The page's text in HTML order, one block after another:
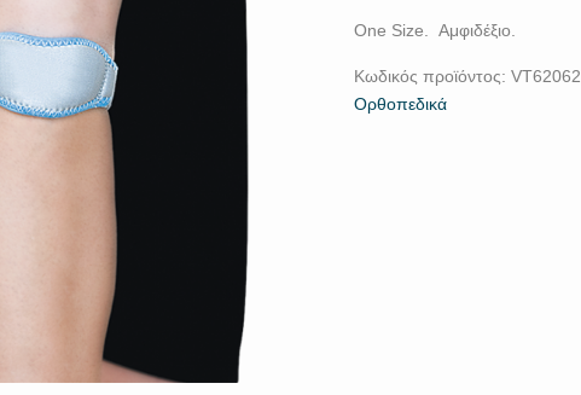
One Size. Αμφιδέξιο.
Κωδικός προϊόντος:VT62062
Ορθοπεδικά